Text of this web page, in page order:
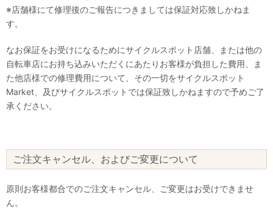
※店舗様にて修理後のご報告につきましては保証対応致しかねま
す。
なお保証をお受けになるためにサイクルスポット店舗、または他の
自転車店にお持ち込みいただくにあたりお客様が負担した費用、ま
た他店様での修理費用について、その一切をサイクルスポット
Market、及びサイクルスポットでは保証致しかねますので予めご了
承ください。
ご注文キャンセル、およびご変更について
原則お客様都合でのご注文キャンセル、ご変更はお受けできませ
ん。